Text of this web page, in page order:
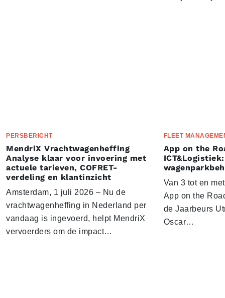
PERSBERICHT
MendriX Vrachtwagenheffing
Analyse klaar voor invoering met
actuele tarieven, COFRET-
verdeling en klantinzicht
Amsterdam, 1 juli 2026 – Nu de
vrachtwagenheffing in Nederland per
vandaag is ingevoerd, helpt MendriX
vervoerders om de impact…
FLEET
App on the
Van 3 tot en
App on the
de Jaarbeurs
Oscar…